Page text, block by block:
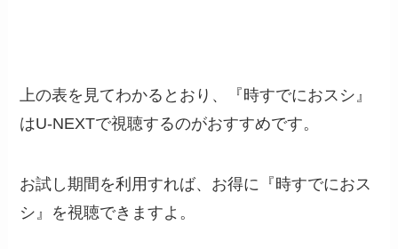
上の表を見てわかるとおり、『時すでにおスシ』
はU-NEXTで視聴するのがおすすめです。
お試し期間を利用すれば、お得に『時すでにおス
シ』を視聴できますよ。